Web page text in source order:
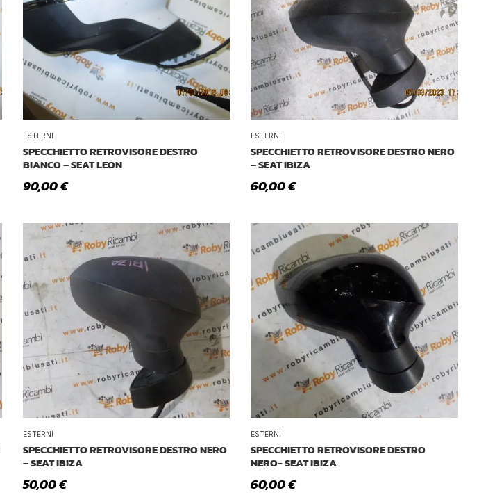
Spray Deghiacciante
Tetto Auto
ESTERNI
SPECCHIETTO RETROVISORE DESTRO
BIANCO – SEAT LEON
90,00€
ESTERNI
SPECCHIETTO RETROVISORE DESTRO NERO
– SEAT IBIZA
60,00€
ESTERNI
SPECCHIETTO RETROVISORE DESTRO NERO
– SEAT IBIZA
50,00€
ESTERNI
SPECCHIETTO RETROVISORE DESTRO
NERO- SEAT IBIZA
60,00€